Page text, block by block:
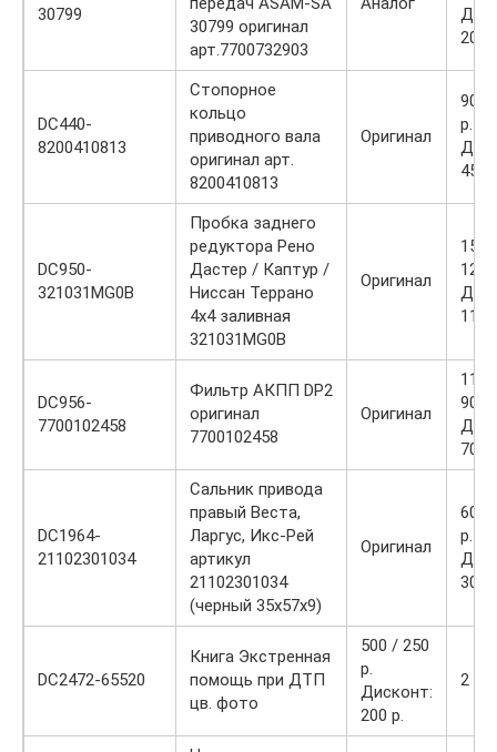
30799
30799 оригинал
арт.7700732903
200
DC440-
8200410813
Стопорное
кольцо
приводного вала
оригинал арт.
8200410813
Оригинал
900
р.
450
DC950-
321031MG0B
Пробка заднего
редуктора Рено
Дастер / Каптур /
Ниссан Террано
4х4 заливная
321031MG0B
Оригинал
DC956-
7700102458
Фильтр АКПП DP2
оригинал
7700102458
Оригинал
900
700
DC1964-
21102301034
Сальник привода
правый Веста,
Ларгус, Икс-Рей
артикул
21102301034
(черный 35х57х9)
Оригинал
600
р.
300
DC2472-65520
Книга Экстренная
помощь при ДТП
цв. фото
500 / 250
р.
Дисконт:
200 р.
2